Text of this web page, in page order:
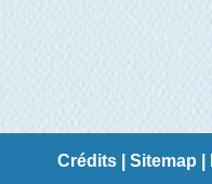
Crédits Sitemap